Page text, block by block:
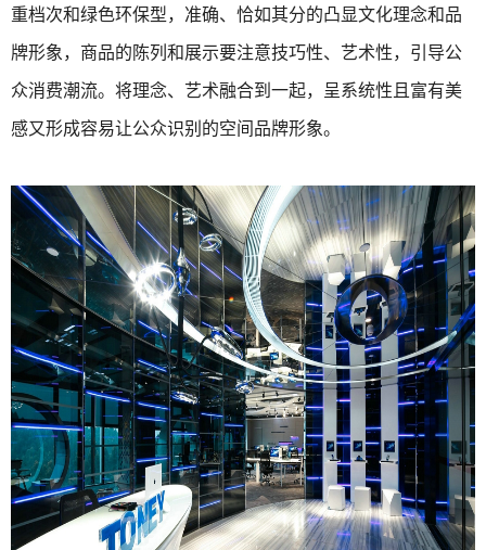
重档次和绿色环保型，准确、恰如其分的凸显文化理念和品
牌形象，商品的陈列和展示要注意技巧性、艺术性，引导公
众消费潮流。将理念、艺术融合到一起，呈系统性且富有美
感又形成容易让公众识别的空间品牌形象。